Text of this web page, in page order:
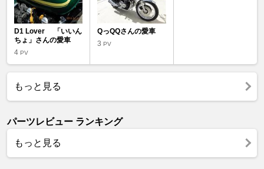
D1 Lover 「いいん
ちょ」さんの愛車
4 PV
QっQQさんの愛車
3PV
もっと見る
パーツレビュー ランキング
もっと見る